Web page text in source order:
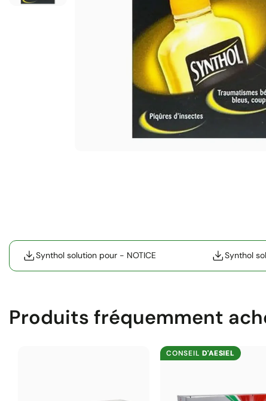
Synthol solution pour - NOTICE Synthol
Produits fréquemment
CONSEILD'AESIEL